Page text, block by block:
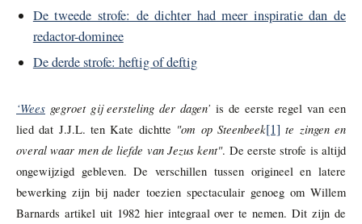
De tweede strofe: de dichter had meer inspiratie dan de
redactor-dominee
De derde strofe: heftig of deftig
‘Wees gegroet gij eersteling der dagen’ is de eerste regel van een
lied dat J.J.L. ten Kate dichtte "om op Steenbeek[1] te zingen en
overal waar men de liefde van Jezus kent". De eerste strofe is altijd
ongewijzigd gebleven. De verschillen tussen origineel en latere
bewerking zijn bij nader toezien spectaculair genoeg om Willem
Barnards artikel uit 1982 hier integraal over te nemen. Dit zijn de